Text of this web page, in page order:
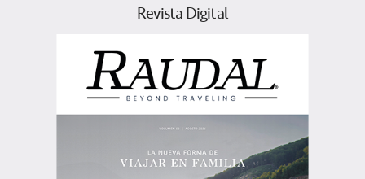
Revista Digital